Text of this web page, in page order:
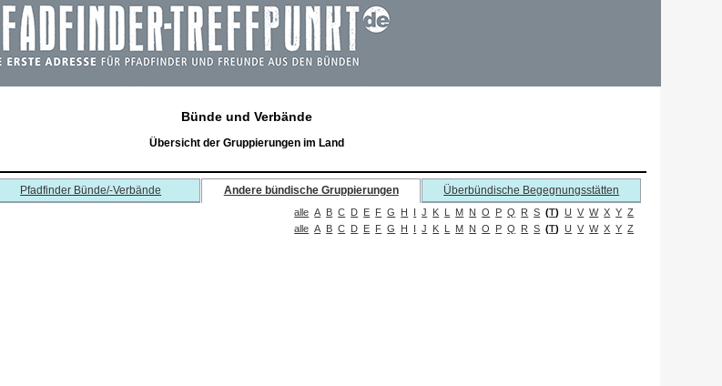
Bünde und Verbände
Übersicht der Gruppierungen im Land
Pfadfinder Bünde/-Verbände Andere bündische Gruppierungen Überbündische Begegnungsstätten
alle A B C D E F G H I J K L M N O P Q R S (T) U V W X Y Z
alle A B C D E F G H I J K L M N O P Q R S (T) U V W X Y Z